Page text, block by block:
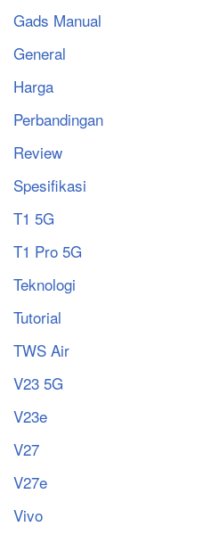
Gads Manual
General
Harga
Perbandingan
Review
Spesifikasi
T1 5G
T1 Pro 5G
Teknologi
Tutorial
TWS Air
V23 5G
V23e
V27
V27e
Vivo